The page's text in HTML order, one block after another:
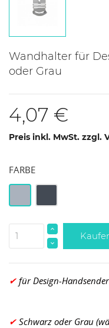
Wandhalter für
oder Grau
4,07 €
Preis inkl. MwSt. zzgl.
FARBE
Schwarz
✔ für Design-Handsender
✔ Schwarz oder Grau